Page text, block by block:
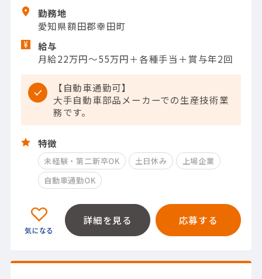
勤務地
愛知県額田郡幸田町
給与
月給22万円～55万円＋各種手当＋賞与年2回
【自動車通勤可】
大手自動車部品メーカーでの生産技術業
務です。
特徴
未経験・第二新卒OK 土日休み
上場企業
自動車通勤OK
詳細を見る 応募する